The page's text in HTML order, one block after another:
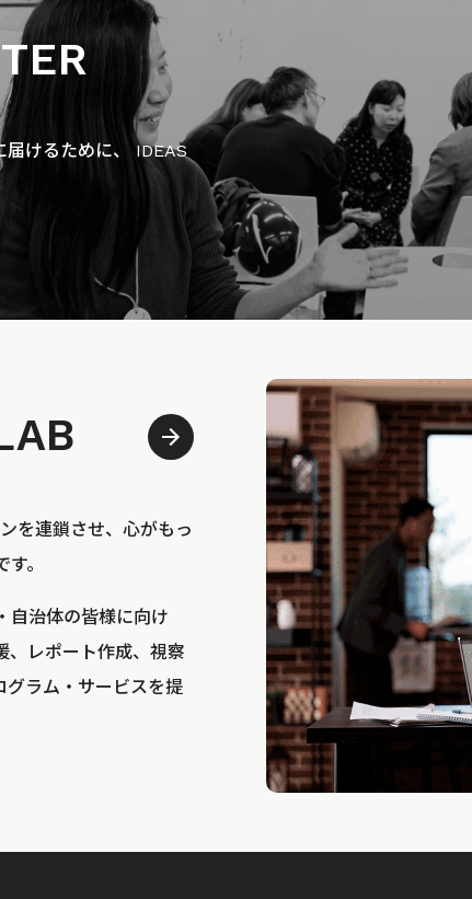
けるために、 IDEAS
を連鎖させ、心がもっ
。
自治体の皆様に向け
、レポート作成、視察
グラム・サービスを提